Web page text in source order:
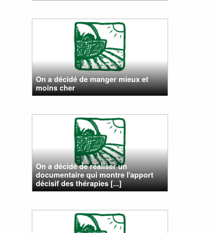
On a décidé de manger mieux et
moins cher
On a décidé de réaliser un
documentaire qui montre l'apport
décisif des thérapies [...]